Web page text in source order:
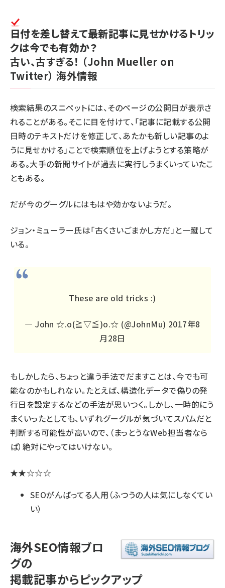
日付を差し替えて最新記事に見せかけるトリッ
クは今でも有効か？
古い、古すぎる！ （John Mueller on
Twitter）海外情報
検索結果のスニペットには、そのページの公開日が表示さ
れることがある。そこに目を付けて、「記事に記載する公開
日時のテキストだけを修正して、あたかも新しい記事のよ
うに見せかける」ことで検索順位を上げようとする策略が
ある。大手の新聞サイトが過去に実行しうまくいっていたこ
ともある。
だが今のグーグルにはもはや効かないようだ。
ジョン・ミューラー氏は「古くさいごまかし方だ」と一蹴して
いる。
These are old tricks :)
— John ☆.o(≧▽≦)o.☆ (@JohnMu) 2017年8
月28日
もしかしたら、ちょっと違う手法でだますことは、今でも可
能なのかもしれない。たとえば、構造化データで偽りの発
行日を設定するなどの手法が思いつく。しかし、一時的にう
まくいったとしても、いずれグーグルが気づいてスパムだと
判断する可能性が高いので、（まっとうなWeb担当者なら
ば）絶対にやってはいけない。
★★☆☆☆
SEOがんばってる人用（ふつうの人は気にしなくてい
い）
海外SEO情報ブロ
グの
掲載記事からピックアップ